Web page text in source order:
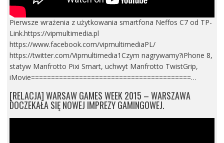
Pierwsze wrażenia z użytkowania smartfona Neffos C7 od TP-
Link.https://vipmultimedia.pl
https://www.facebook.com/vipmultimediaPL/
https://twitter.com/Vipmultimedia1Czym nagrywamy?iPhone 8,
statyw Manfrotto Pixi Smart, uchwyt Manfrotto TwistGrip,
iMovie========================================…
[RELACJA] WARSAW GAMES WEEK 2015 – WARSZAWA
DOCZEKAŁA SIĘ NOWEJ IMPREZY GAMINGOWEJ.